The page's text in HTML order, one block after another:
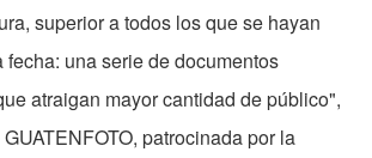
superior a todos los que se hayan
fecha: una serie de documentos
atraigan mayor cantidad de público",
patrocinada por la